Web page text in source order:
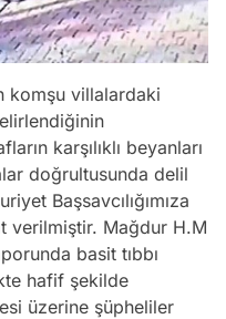
komşu villalardaki
karşılıklı beyanları
doğrultusunda delil
Başsavcılığımıza
verilmiştir. Mağdur H.M
basit tıbbı
hafif şekilde
üzerine şüpheliler